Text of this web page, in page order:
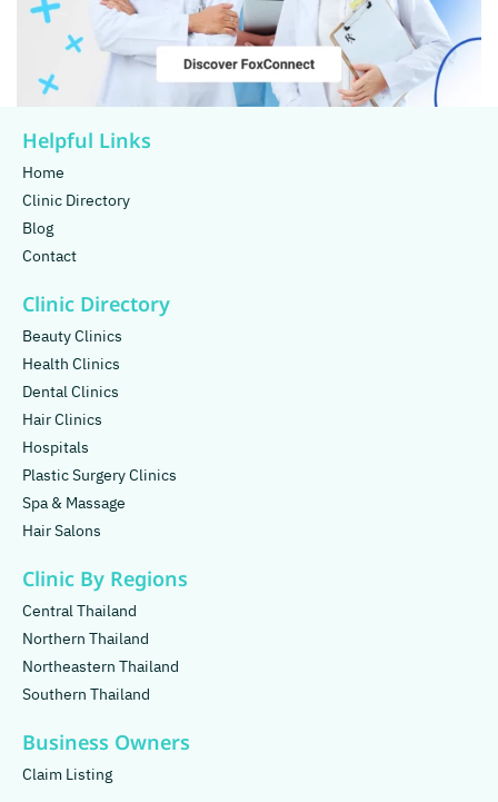
Helpful Links
Home
Clinic Directory
Blog
Contact
Clinic Directory
Beauty Clinics
Health Clinics
Dental Clinics
Hair Clinics
Hospitals
Plastic Surgery Clinics
Spa & Massage
Hair Salons
Clinic By Regions
Central Thailand
Northern Thailand
Northeastern Thailand
Southern Thailand
Business Owners
Claim Listing